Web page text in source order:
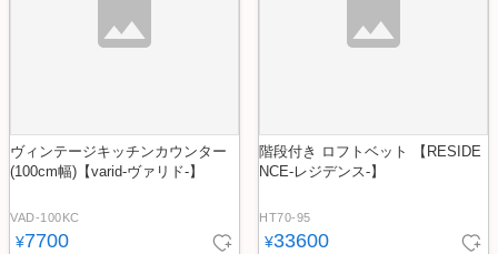
ヴィンテージキッチンカウンター
(100cm幅)【varid-ヴァリド-】
VAD-100KC
¥7700
階段付き ロフトベット 【RESIDE
NCE-レジデンス-】
HT70-95
¥33600